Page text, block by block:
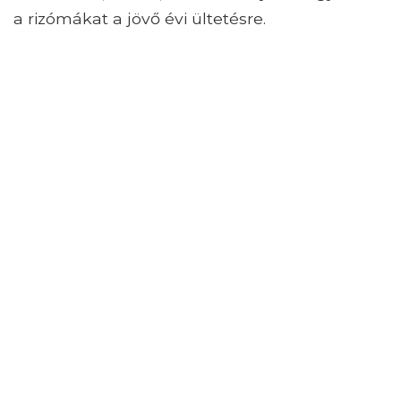
a rizómákat a jövő évi ültetésre.